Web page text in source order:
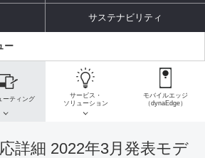
サステナビリティ
ー
ーティング
サービス・
ソリューション
モバイルエッジ
（dynaEdge）
詳細 2022年3月発表モデ